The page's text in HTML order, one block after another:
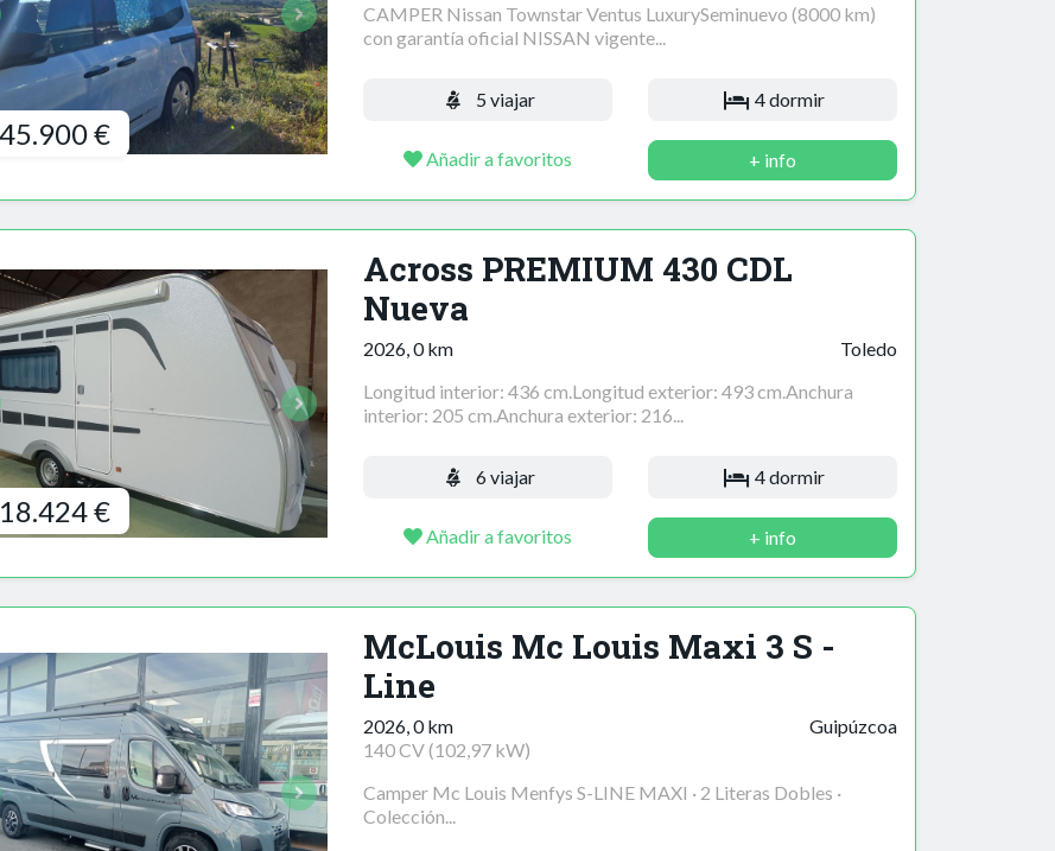
45.900 €
CAMPER Nissan Townstar Ventus LuxurySeminuevo (8000 km)
con garantía oficial NISSAN vigente...
5 viajar 4 dormir
Añadir a favoritos + info
18.424 €
Across PREMIUM 430 CDL
Nueva
2026, 0 km
Toledo
Longitud interior: 436 cm.Longitud exterior: 493 cm.Anchura
interior: 205 cm.Anchura exterior: 216...
6 viajar 4 dormir
Añadir a favoritos + info
McLouis Mc Louis Maxi 3 S -
Line
2026, 0 km
140 CV (102,97 kW)
Guipúzcoa
Camper Mc Louis Menfys S-LINE MAXI · 2 Literas Dobles ·
Colección...